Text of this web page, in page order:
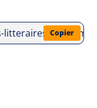
anonyme/
Copier